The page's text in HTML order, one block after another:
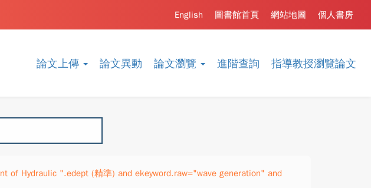
論文上傳 論文異動 論文瀏覽 進階查詢 指導教授瀏覽論文
個人書房
網站地圖
圖書館首頁
English
of Hydraulic ".edept (精準) and ekeyword.raw="wave generation" and